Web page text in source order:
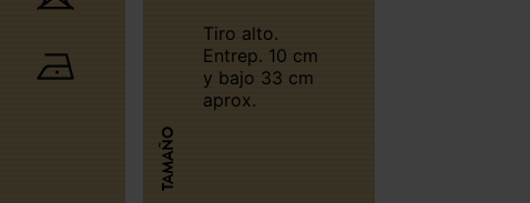
TAMAÑO
Tiro alto.
Entrep. 10 cm
y bajo 33 cm
aprox.